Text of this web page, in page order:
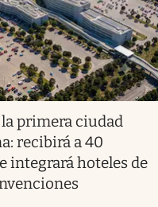
primera ciudad
recibirá a 40
integrará hoteles de